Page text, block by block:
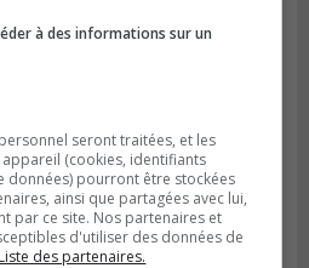
à des informations sur un
seront traitées, et les
(cookies, identifiants
données) pourront être stockées
ainsi que partagées avec lui,
par ce site. Nos partenaires et
d'utiliser des données de
Liste des partenaires.